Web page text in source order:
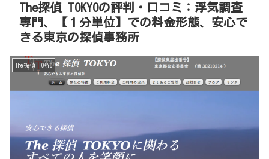
The探偵 TOKYOの評判・口コミ：浮気調査
専門、【１分単位】での料金形態、安心で
きる東京の探偵事務所
The探偵 TOKYO